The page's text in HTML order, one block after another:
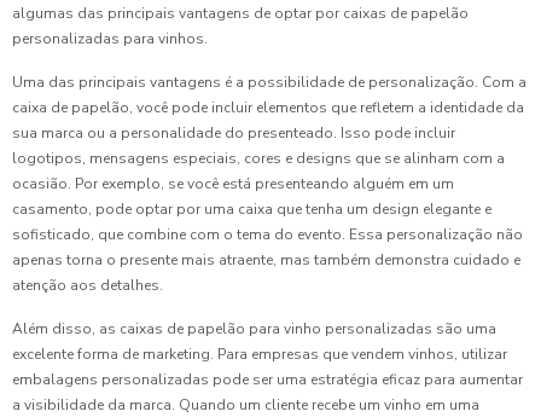
algumas das principais vantagens de optar por caixas de papelão
personalizadas para vinhos.
Uma das principais vantagens é a possibilidade de personalização. Com a
caixa de papelão, você pode incluir elementos que refletem a identidade da
sua marca ou a personalidade do presenteado. Isso pode incluir
logotipos, mensagens especiais, cores e designs que se alinham com a
ocasião. Por exemplo, se você está presenteando alguém em um
casamento, pode optar por uma caixa que tenha um design elegante e
sofisticado, que combine com o tema do evento. Essa personalização não
apenas torna o presente mais atraente, mas também demonstra cuidado e
atenção aos detalhes.
Além disso, as caixas de papelão para vinho personalizadas são uma
excelente forma de marketing. Para empresas que vendem vinhos, utilizar
embalagens personalizadas pode ser uma estratégia eficaz para aumentar
a visibilidade da marca. Quando um cliente recebe um vinho em uma